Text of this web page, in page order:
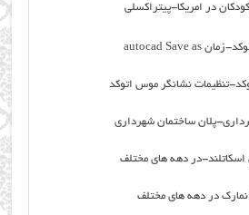
در امریکا-پیتراکسلی
تنظیمات نشانگر موس اتوکد
پلان ساختمان شهرداری
اسکاتلند-در دهه های مختلف
در دهه های مختلف